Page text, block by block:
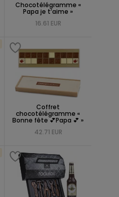
Chocotélégramme «
Papa je t’aime »
16.61 EUR
Coffret
chocotélégramme «
Bonne fête 💕Papa 💕 »
42.71 EUR